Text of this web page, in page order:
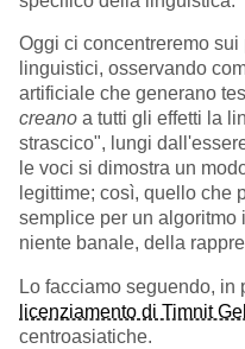
Oggi ci concentreremo
linguistici, osservando
artificiale che generano
creano a tutti gli effetti la
strascico", lungi
le voci si dimostra un
legittime; così, quello che
semplice per un algoritmo
niente banale, della
Lo facciamo seguendo, in
licenziamento di Timnit
centroasiatiche.